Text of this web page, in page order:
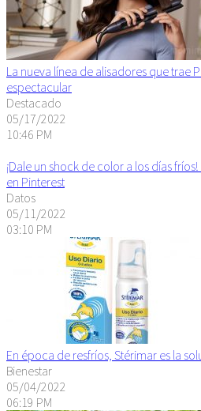
La nueva línea de alisadores que trae
espectacular
Destacado
05/17/2022
10:46 PM
¡Dale un shock de color a los días
en Pinterest
Datos
05/11/2022
03:10 PM
En época de resfríos, Stérimar es la
Bienestar
05/04/2022
06:19 PM